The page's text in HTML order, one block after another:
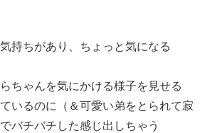
持ちがあり、ちょっと気になる
ちゃんを気にかける様子を見せる
いるのに（＆可愛い弟をとられて寂
バチバチした感じ出しちゃう